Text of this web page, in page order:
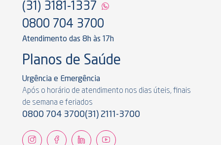
(31) 3181-1337
0800 704 3700
Atendimento das 8h às 17h
Planos de Saúde
Urgência e Emergência
Após o horário de atendimento nos dias úteis, finais
de semana e feriados
0800 704 3700(31) 2111-3700